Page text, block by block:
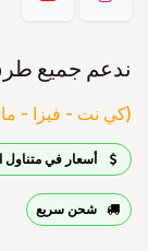
ندعم جميع
(كي نت - فيزا -
أسعار في متناول
شحن سريع